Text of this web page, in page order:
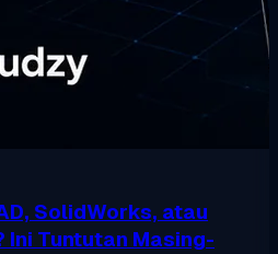
SolidWorks, atau
Ini Tuntutan Masing-